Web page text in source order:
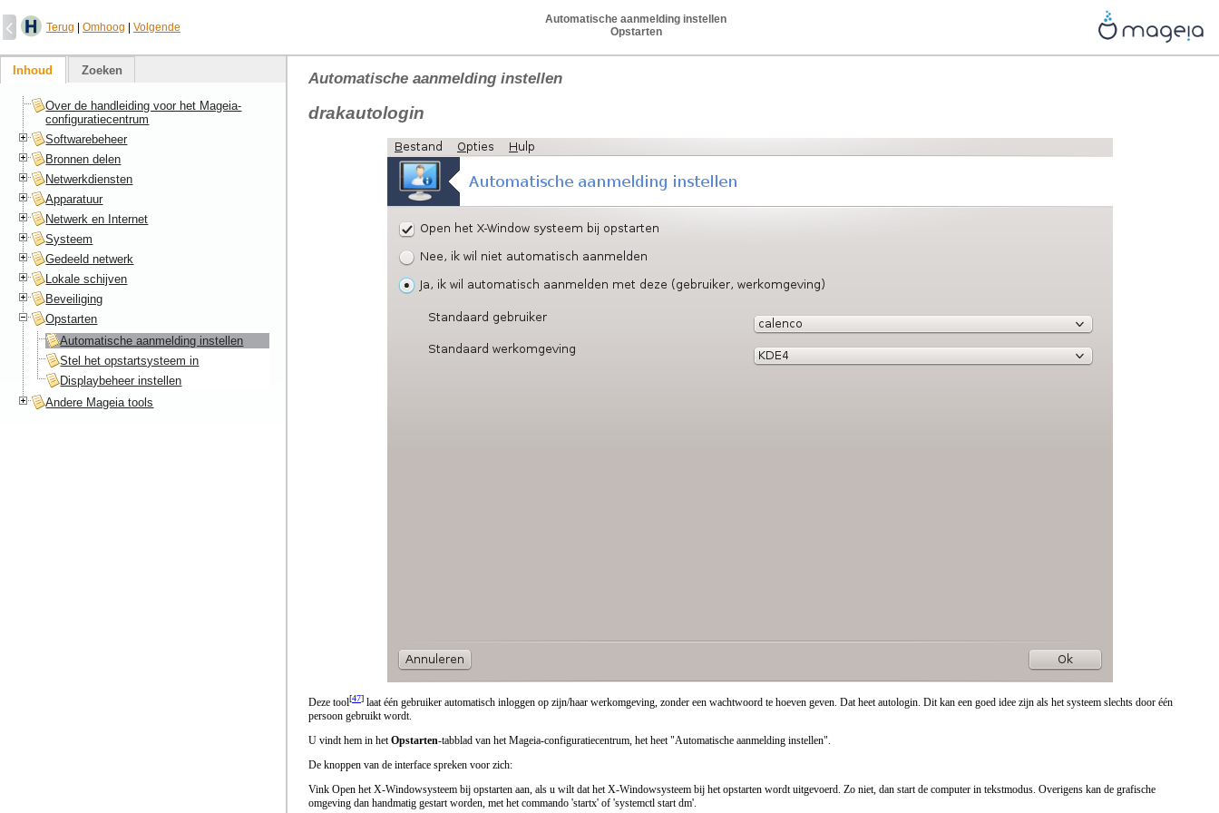
Terug Omhoog Volgende
Automatische aanmelding instellen
Opstarten
Automatische aanmelding instellen
drakautologin
Deze tool[47] laat één gebruiker automatisch inloggen op zijn/haar werkomgeving, zonder een wachtwoord te hoeven geven. Dat heet autologin. Dit kan een goed idee zijn als het systeem slechts door één
persoon gebruikt wordt.
U vindt hem in het Opstarten-tabblad van het Mageia-configuratiecentrum, het heet "Automatische aanmelding instellen".
De knoppen van de interface spreken voor zich:
Vink Open het X-Windowsysteem bij opstarten aan, als u wilt dat het X-Windowsysteem bij het opstarten wordt uitgevoerd. Zo niet, dan start de computer in tekstmodus. Overigens kan de grafische
omgeving dan handmatig gestart worden, met het commando 'startx' of 'systemctl start dm'.
Inhoud Zoeken
Over de handleiding voor het Mageia-
configuratiecentrum
Softwarebeheer
Bronnen delen
Netwerkdiensten
Apparatuur
Netwerk en Internet
Systeem
Gedeeld netwerk
Lokale schijven
Beveiliging
Opstarten
Automatische aanmelding instellen
Stel het opstartsysteem in
Displaybeheer instellen
Andere Mageia tools